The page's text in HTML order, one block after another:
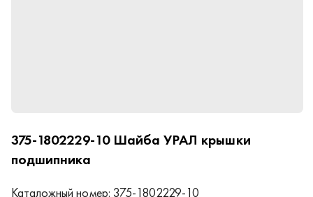
375-1802229-10 Шайба УРАЛ крышки
подшипника
Каталожный номер: 375-1802229-10